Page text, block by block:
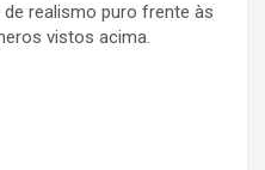
realismo puro frente às
vistos acima.